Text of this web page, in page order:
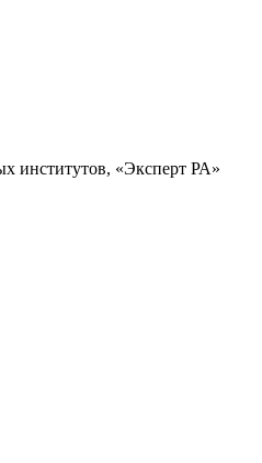
институтов, «Эксперт РА»